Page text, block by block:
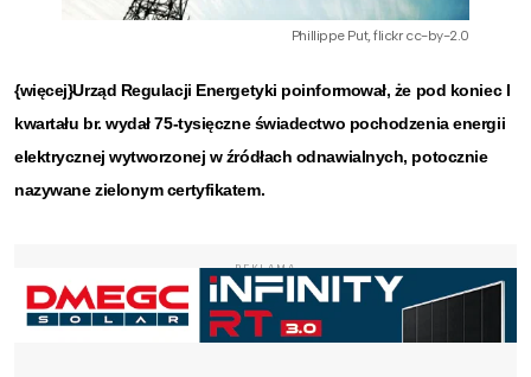
Phillippe Put, flickr cc-by-2.0
{więcej}Urząd Regulacji Energetyki poinformował, że pod koniec I
kwartału br. wydał 75-tysięczne świadectwo pochodzenia energii
elektrycznej wytworzonej w źródłach odnawialnych, potocznie
nazywane zielonym certyfikatem.
REKLAMA